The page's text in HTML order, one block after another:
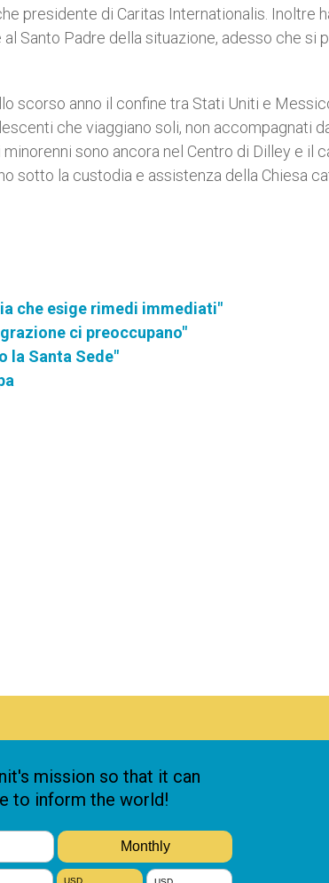
presidente di Caritas Internationalis. Inoltre
Santo Padre della situazione, adesso che si
scorso anno il confine tra Stati Uniti e
che viaggiano soli, non accompagnati
sono ancora nel Centro di Dilley e il
sotto la custodia e assistenza della Chiesa
che esige rimedi immediati"
ci preoccupano"
la Santa Sede"